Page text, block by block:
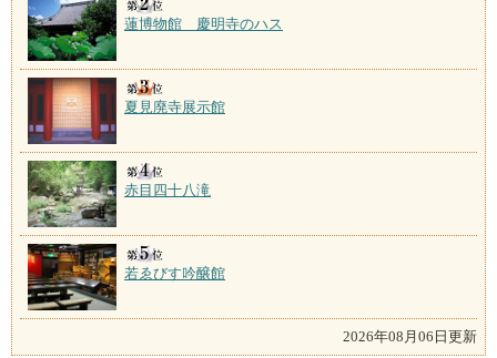
蓮博物館 慶明寺のハス
夏見廃寺展示館
赤目四十八滝
若ゑびす吟醸館
2026年08月06日更新